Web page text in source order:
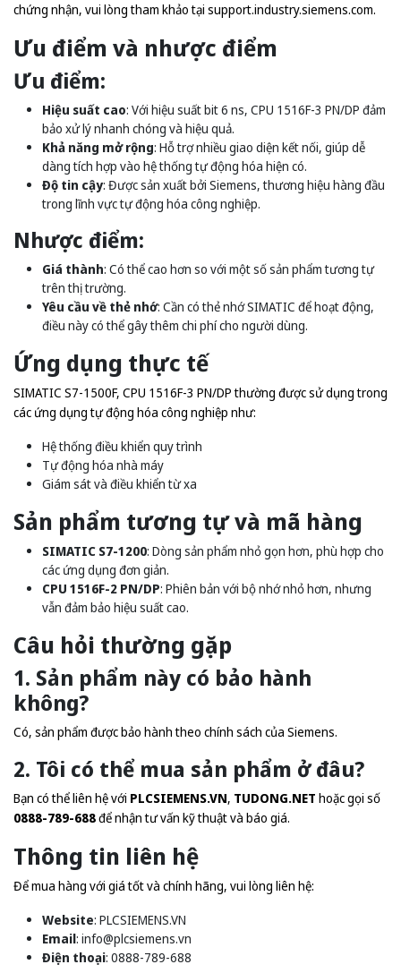
chứng nhận, vui lòng tham khảo tại support.industry.siemens.com.
Ưu điểm và nhược điểm
Ưu điểm:
Hiệu suất cao: Với hiệu suất bit 6 ns, CPU 1516F-3 PN/DP đảm
bảo xử lý nhanh chóng và hiệu quả.
Khả năng mở rộng: Hỗ trợ nhiều giao diện kết nối, giúp dễ
dàng tích hợp vào hệ thống tự động hóa hiện có.
Độ tin cậy: Được sản xuất bởi Siemens, thương hiệu hàng đầu
trong lĩnh vực tự động hóa công nghiệp.
Nhược điểm:
Giá thành: Có thể cao hơn so với một số sản phẩm tương tự
trên thị trường.
Yêu cầu về thẻ nhớ: Cần có thẻ nhớ SIMATIC để hoạt động,
điều này có thể gây thêm chi phí cho người dùng.
Ứng dụng thực tế
SIMATIC S7-1500F, CPU 1516F-3 PN/DP thường được sử dụng trong
các ứng dụng tự động hóa công nghiệp như:
Hệ thống điều khiển quy trình
Tự động hóa nhà máy
Giám sát và điều khiển từ xa
Sản phẩm tương tự và mã hàng
SIMATIC S7-1200: Dòng sản phẩm nhỏ gọn hơn, phù hợp cho
các ứng dụng đơn giản.
CPU 1516F-2 PN/DP: Phiên bản với bộ nhớ nhỏ hơn, nhưng
vẫn đảm bảo hiệu suất cao.
Câu hỏi thường gặp
1. Sản phẩm này có bảo hành
không?
Có, sản phẩm được bảo hành theo chính sách của Siemens.
2. Tôi có thể mua sản phẩm ở đâu?
Bạn có thể liên hệ với PLCSIEMENS.VN, TUDONG.NET hoặc gọi số
0888-789-688để nhận tư vấn kỹ thuật và báo giá.
Thông tin liên hệ
Để mua hàng với giá tốt và chính hãng, vui lòng liên hệ:
Website: PLCSIEMENS.VN
Email: info@plcsiemens.vn
Điện thoại: 0888-789-688